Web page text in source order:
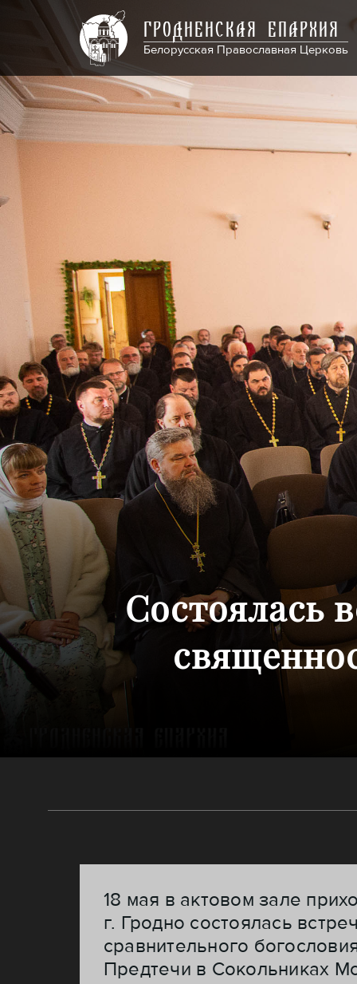
ГРОДНЕНСКАЯ ЕПАРХИЯ
Белорусская Православная Церковь
Состоялась
18 мая в актовом зале
г. Гродно состоялась
сравнительного
Предтечи в Сокольниках